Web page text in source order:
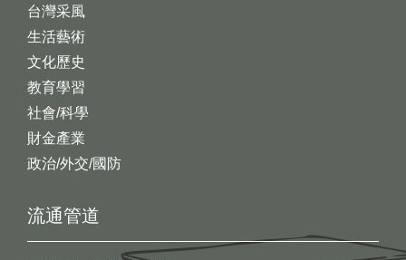
台灣采風
生活藝術
文化歷史
教育學習
社會/科學
財金產業
政治/外交/國防
流通管道